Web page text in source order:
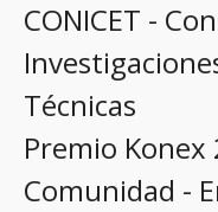
CONICET -
Técnicas
Premio
Comunidad -